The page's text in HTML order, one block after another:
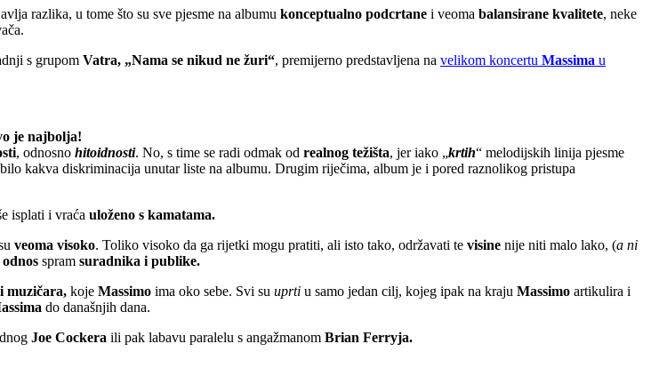
razlika, u tome što su sve pjesme na albumu konceptualno podcrtane i veoma balansirane kvalitete, neke
s grupom Vatra, „Nama se nikud ne žuri“, premijerno predstavljena na velikom koncertu Massima u
je najbolja!
, odnosno hitoidnosti. No, s time se radi odmak od realnog težišta, jer iako „krtih“ melodijskih linija pjesme
kakva diskriminacija unutar liste na albumu. Drugim riječima, album je i pored raznolikog pristupa
isplati i vraća uloženo s kamatama.
veoma visoko. Toliko visoko da ga rijetki mogu pratiti, ali isto tako, održavati te visine nije niti malo lako, (a ni
spram suradnika i publike.
muzičara, koje Massimo ima oko sebe. Svi su uprti u samo jedan cilj, kojeg ipak na kraju Massimo artikulira i
do današnjih dana.
Joe Cockera ili pak labavu paralelu s angažmanom Brian Ferryja.